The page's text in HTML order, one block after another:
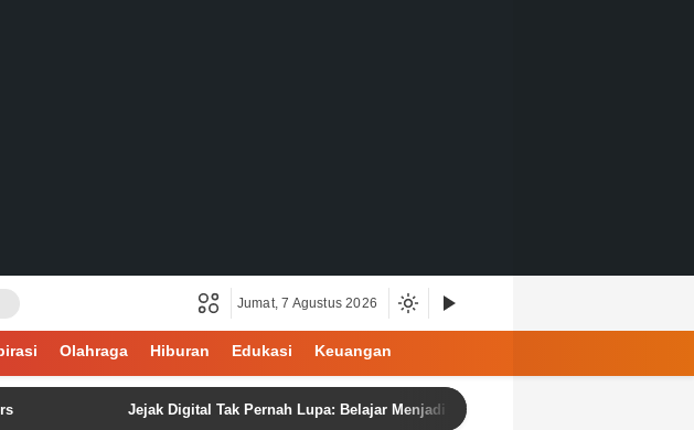
Jumat, 7 Agustus 2026
Olahraga Hiburan Edukasi Keuangan
Jejak Digital Tak Pernah Lupa: Belajar Menjadi Manusia di Ruang Digital